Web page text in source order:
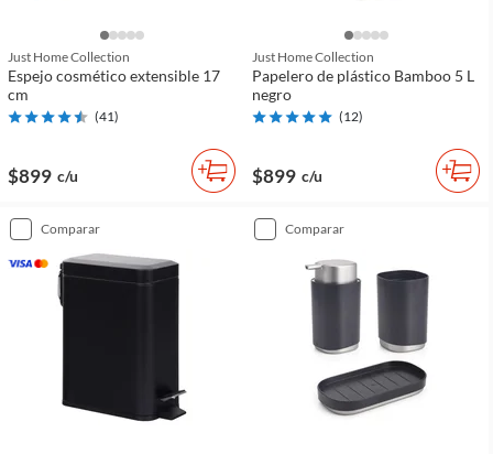
Just Home Collection
Espejo cosmético extensible 17
cm
(41)
$899 c/u
Just Home Collection
Papelero de plástico Bamboo 5 L
negro
(12)
$899 c/u
comparar comparar